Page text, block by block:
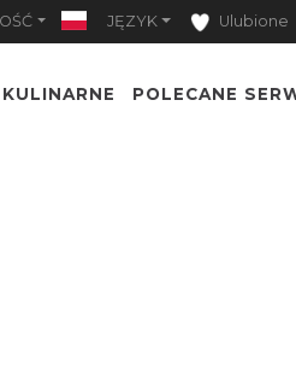
JĘZYK Ulubione
POLECANE